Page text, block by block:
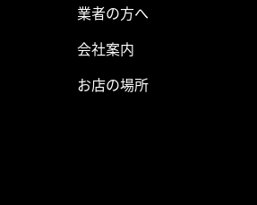
業者の方へ
会社案内
お店の場所